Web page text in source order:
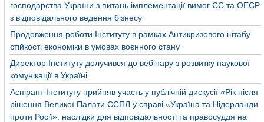
господарства України з питань імплементації вимог ЄС та ОЕСР
з відповідального ведення бізнесу
Продовження роботи Інституту в рамках Антикризового штабу
стійкості економіки в умовах воєнного стану
Директор Інституту долучився до вебінару з розвитку наукової
комунікації в Україні
Аспірант Інституту прийняв участь у публічній дискусії «Рік після
рішення Великої Палати ЄСПЛ у справі «Україна та Нідерланди
проти Росії»: наслідки для відповідальності та правосуддя на